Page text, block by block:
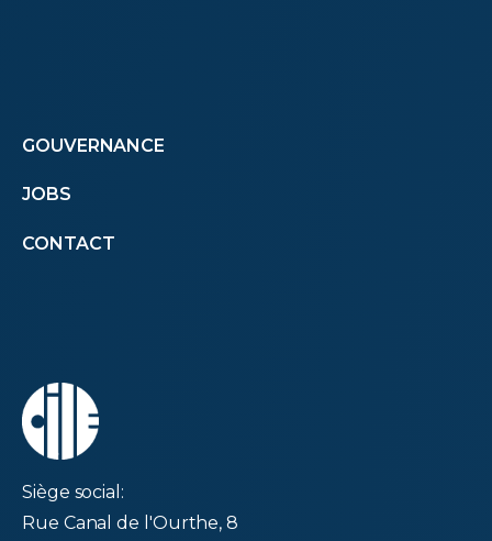
Footer
menu
GOUVERNANCE
JOBS
CONTACT
Siège social:
Rue Canal de l'Ourthe, 8